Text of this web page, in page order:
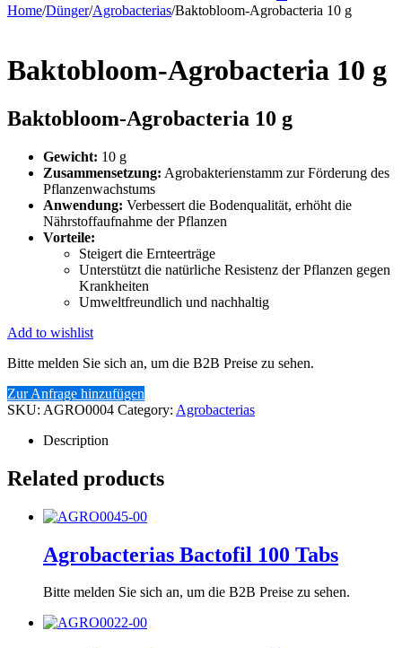
Home/Dünger/Agrobacterias/Baktobloom-Agrobacteria 10 g
Baktobloom-Agrobacteria 10 g
Baktobloom-Agrobacteria 10 g
Gewicht: 10 g
Zusammensetzung: Agrobakterienstamm zur Förderung des
Pflanzenwachstums
Anwendung: Verbessert die Bodenqualität, erhöht die
Nährstoffaufnahme der Pflanzen
Vorteile:
Steigert die Ernteerträge
Unterstützt die natürliche Resistenz der Pflanzen gegen
Krankheiten
Umweltfreundlich und nachhaltig
Add to wishlist
Bitte melden Sie sich an, um die B2B Preise zu sehen.
Zur Anfrage hinzufügen
SKU: AGRO0004 Category: Agrobacterias
Description
Related products
Agrobacterias Bactofil 100 Tabs
Bitte melden Sie sich an, um die B2B Preise zu sehen.